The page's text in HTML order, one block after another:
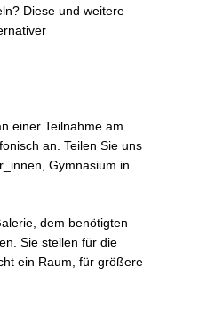
Diese und weitere
einer Teilnahme am
an. Teilen Sie uns
Gymnasium in
dem benötigten
Sie stellen für die
ein Raum, für größere